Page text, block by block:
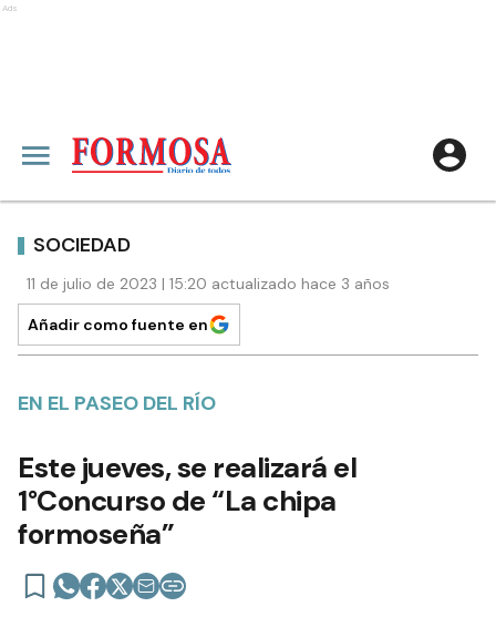
Ads
SOCIEDAD
11 de julio de 2023 | 15:20 actualizado hace 3 años
Añadir como fuente en
EN EL PASEO DEL RÍO
Este jueves, se realizará el
1°Concurso de “La chipa
formoseña”